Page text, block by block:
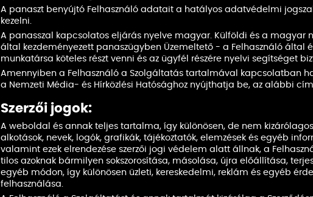
A panaszt benyújtó Felhasználó adatait a hatályos adatvédelmi
kezelni.
A panasszal kapcsolatos eljárás nyelve magyar. Külföldi és a magyar
által kezdeményezett panaszügyben Üzemeltető - a Felhasználó által
munkatársa köteles részt venni és az ügyfél részére nyelvi segítséget
Amennyiben a Felhasználó a Szolgáltatás tartalmával kapcsolatban
a Nemzeti Média- és Hírközlési Hatósághoz nyújthatja be, az alábbi
Szerzői jogok:
A weboldal és annak teljes tartalma, így különösen, de nem
alkotások, nevek, logók, grafikák, tájékoztatók, elemzések és egyéb
valamint ezek elrendezése szerzői jogi védelem alatt állnak, a
tilos azoknak bármilyen sokszorosítása, másolása, újra előállítása,
egyéb módon, így különösen üzleti, kereskedelmi, reklám és egyéb
felhasználása.